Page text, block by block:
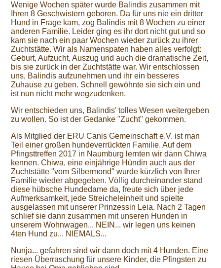
Wenige Wochen später wurde Balindis zusammen mit
Ihren 8 Geschwistern geboren. Da für uns nie ein dritter
Hund in Frage kam, zog Balindis mit 8 Wochen zu einer
anderen Familie. Leider ging es ihr dort nicht gut und so
kam sie nach ein paar Wochen wieder zurück zu ihrer
Zuchtstätte. Wir als Namenspaten haben alles verfolgt:
Geburt, Aufzucht, Auszug und auch die dramatische Zeit,
bis sie zurück in der Zuchtstätte war. Wir entschlossen
uns, Balindis aufzunehmen und ihr ein besseres
Zuhause zu geben. Schnell gewöhnte sie sich ein und
ist nun nicht mehr wegzudenken.
Wir entschieden uns, Balindis' tolles Wesen weitergeben
zu wollen. So ist der Gedanke "Zucht" gekommen.
Als Mitglied der ERU Canis Gemeinschaft e.V. ist man
Teil einer großen hundeverrückten Familie. Auf dem
Pfingsttreffen 2017 in Naumburg lernten wir dann Chiwa
kennen. Chiwa, eine einjährige Hündin auch aus der
Zuchtstätte "vom Silbermond" wurde kürzlich von Ihrer
Familie wieder abgegeben. Völlig durcheinander stand
diese hübsche Hundedame da, freute sich über jede
Aufmerksamkeit, jede Streicheleinheit und spielte
ausgelassen mit unserer Prinzessin Leia. Nach 2 Tagen
schlief sie dann zusammen mit unseren Hunden in
unserem Wohnwagen... NEIN... wir legen uns keinen
4ten Hund zu... NIEMALS...
Nunja... gefahren sind wir dann doch mit 4 Hunden. Eine
riesen Überraschung für unsere Kinder, die Pfingsten zu